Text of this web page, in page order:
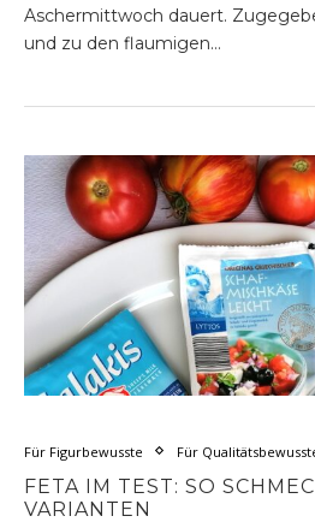
Aschermittwoch dauert.
und zu den flaumigen…
Für Figurbewusste Für
FETA IM TEST: SO
VARIANTEN